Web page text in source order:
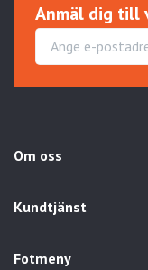
Anmäl dig till
Om oss
Kundtjänst
Fotmeny